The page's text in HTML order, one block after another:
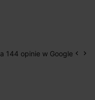
144 opinie w Google keyboard_arrow_left keyboard_arrow_right